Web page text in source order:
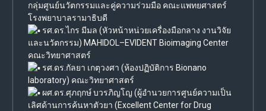
กลุ่มศูนย์นวัตกรรมและคู่ความร่วมมือ คณะแพทยศาสตร์
โรงพยาบาลรามาธิบดี
รศ.ดร.ไกร มีมล (หัวหน้าหน่วยเครื่องมือกลาง งานวิจัย
และนวัตกรรม) MAHIDOL–EVIDENT Bioimaging Center
คณะวิทยาศาสตร์
รศ.ดร.กัลยา เกตุวงศา (ห้องปฏิบัติการ Bionano
laboratory) คณะวิทยาศาสตร์
ผศ.ดร.ศุภฤกษ์ บวรภิญโญ (ผู้อำนวยการศูนย์ความเป็น
เลิศด้านการค้นหาตัวยา (Excellent Center for Drug